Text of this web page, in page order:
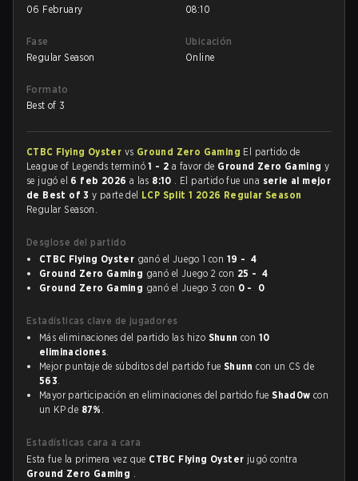
06 February
08:10
Fase
Regular Season
Ubicación
Online
Formato
Best of 3
CTBC Flying Oyster vs Ground Zero Gaming El partido de
League of Legends terminó1 - 2 a favor de Ground Zero Gaming y
se jugó el 6 feb 2026 a las 8:10 . El partido fue una serie al mejor
de Best of 3y parte del LCP Split 1 2026 Regular Season
Regular Season.
Desglose del partido
CTBC Flying Oyster ganó el Juego 1 con 19 - 4
Ground Zero Gaming ganó el Juego 2 con 25 - 4
Ground Zero Gaming ganó el Juego 3 con 0 - 0
Estadísticas clave de jugadores
Más eliminaciones del partido las hizo Shunn con 10
eliminaciones.
Mejor puntaje de súbditos del partido fue Shunn con un CS de
563.
Mayor participación en eliminaciones del partido fueShad0w con
un KP de 87% .
Estadísticas cara a cara
Esta fue la primera vez que CTBC Flying Oyster jugó contra
Ground Zero Gaming .